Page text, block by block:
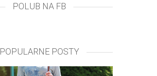
POLUB NA FB
POPULARNE POSTY